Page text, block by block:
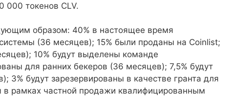
000 токенов CLV.
образом: 40% в настоящее время
(36 месяцев); 15% были проданы на Coinlist;
10% будут выделены команде
для ранних бекеров (36 месяцев); 7,5% будут
3% будут зарезервированы в качестве гранта для
рамках частной продажи квалифицированным